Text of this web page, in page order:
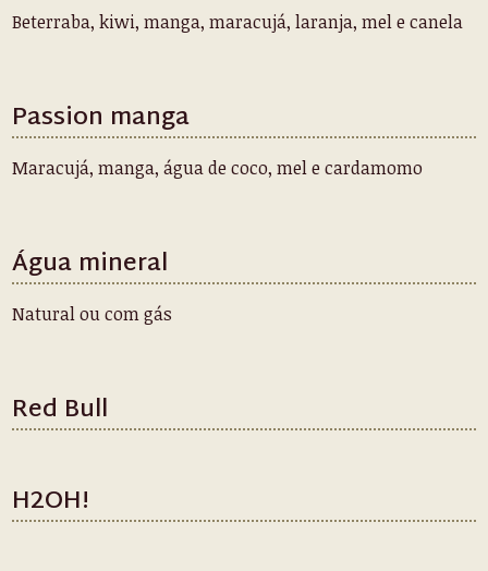
Beterraba, kiwi, manga, maracujá, laranja, mel e canela
Passion manga
Maracujá, manga, água de coco, mel e cardamomo
Água mineral
Natural ou com gás
Red Bull
H2OH!